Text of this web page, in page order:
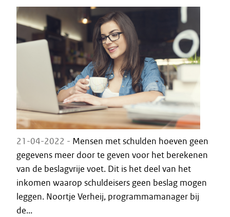
21-04-2022 - Mensen met schulden hoeven geen
gegevens meer door te geven voor het berekenen
van de beslagvrije voet. Dit is het deel van het
inkomen waarop schuldeisers geen beslag mogen
leggen. Noortje Verheij, programmamanager bij
de...